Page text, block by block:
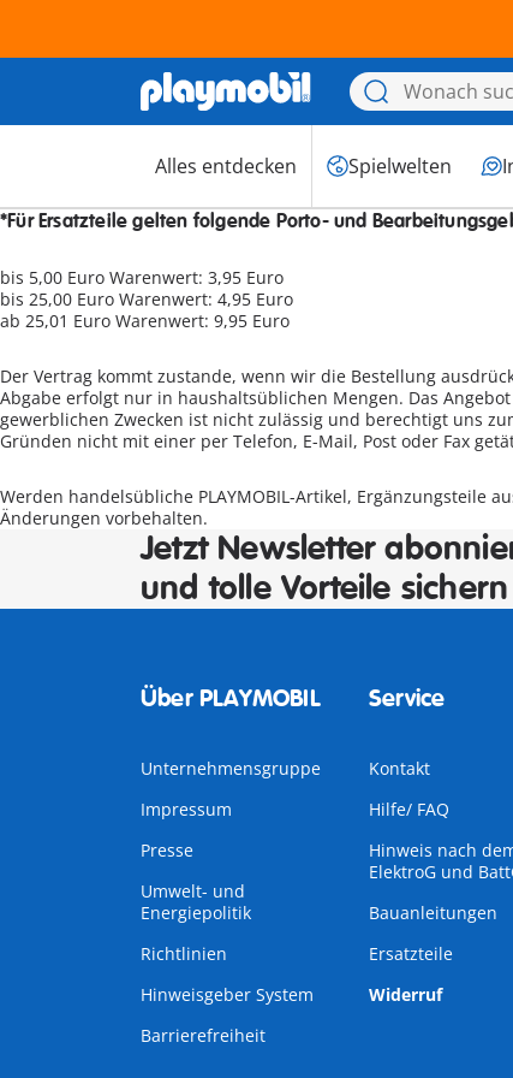
Alles entdecken Spielwelten
*Für Ersatzteile gelten folgende Porto- und
bis 5,00 Euro Warenwert: 3,95 Euro
bis 25,00 Euro Warenwert: 4,95 Euro
ab 25,01 Euro Warenwert: 9,95 Euro
Der Vertrag kommt zustande, wenn wir die Bestellung
Abgabe erfolgt nur in haushaltsüblichen Mengen. Das
gewerblichen Zwecken ist nicht zulässig und berechtigt uns
Gründen nicht mit einer per Telefon, E-Mail, Post oder Fax
Werden handelsübliche PLAYMOBIL-Artikel, Ergänzungsteile
Änderungen vorbehalten.
Jetzt Newsletter
und tolle Vorteile sichern
Über PLAYMOBIL
Unternehmensgruppe
Impressum
Presse
Umwelt- und
Energiepolitik
Richtlinien
Hinweisgeber System
Barrierefreiheit
Service
Kontakt
Hilfe/ FAQ
Hinweis nach
ElektroG und
Bauanleitungen
Ersatzteile
Widerruf